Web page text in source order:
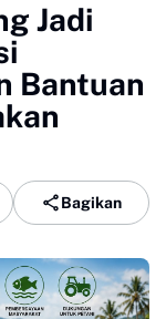
Jadi
Bantuan
Bagikan